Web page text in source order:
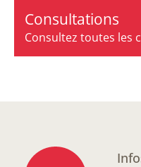
Consultations
Consultez toutes les